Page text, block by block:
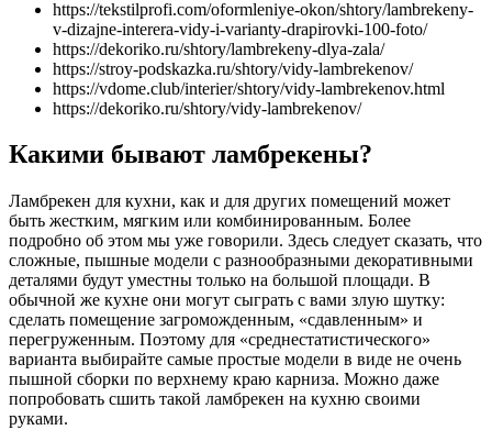
https://tekstilprofi.com/oformleniye-okon/shtory/lambrekeny-
v-dizajne-interera-vidy-i-varianty-drapirovki-100-foto/
https://dekoriko.ru/shtory/lambrekeny-dlya-zala/
https://stroy-podskazka.ru/shtory/vidy-lambrekenov/
https://vdome.club/interier/shtory/vidy-lambrekenov.html
https://dekoriko.ru/shtory/vidy-lambrekenov/
Какими бывают ламбрекены?
Ламбрекен для кухни, как и для других помещений может
быть жестким, мягким или комбинированным. Более
подробно об этом мы уже говорили. Здесь следует сказать, что
сложные, пышные модели с разнообразными декоративными
деталями будут уместны только на большой площади. В
обычной же кухне они могут сыграть с вами злую шутку:
сделать помещение загроможденным, «сдавленным» и
перегруженным. Поэтому для «среднестатистического»
варианта выбирайте самые простые модели в виде не очень
пышной сборки по верхнему краю карниза. Можно даже
попробовать сшить такой ламбрекен на кухню своими
руками.